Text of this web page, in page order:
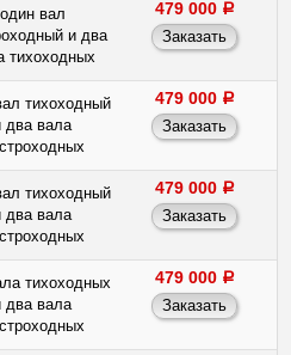
один вал
и два
тихоходных
479 000 a
тихоходный
два вала
479 000 a
тихоходный
два вала
479 000 a
тихоходных
два вала
479 000 a